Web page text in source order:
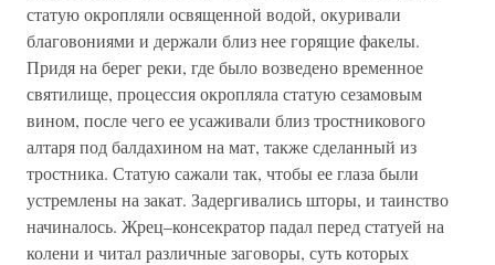
статую окропляли освященной водой, окуривали
благовониями и держали близ нее горящие факелы.
Придя на берег реки, где было возведено временное
святилище, процессия окропляла статую сезамовым
вином, после чего ее усаживали близ тростникового
алтаря под балдахином на мат, также сделанный из
тростника. Статую сажали так, чтобы ее глаза были
устремлены на закат. Задергивались шторы, и таинство
начиналось. Жрец–консекратор падал перед статуей на
колени и читал различные заговоры, суть которых